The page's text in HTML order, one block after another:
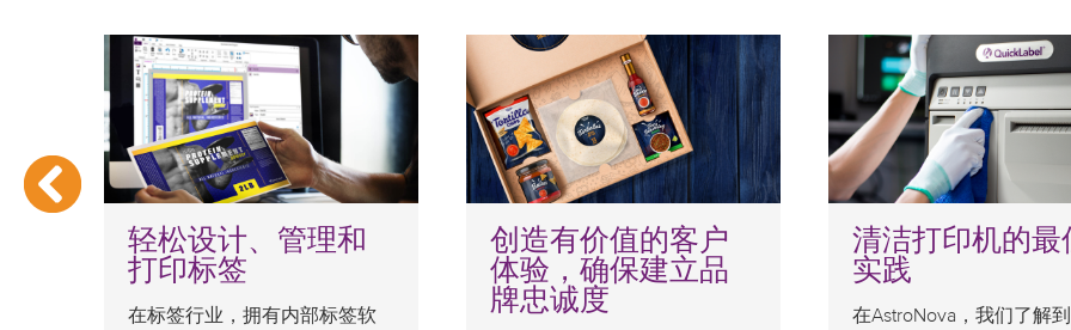
轻松设计、管理和
打印标签
在标签行业，拥有内部标签软
创造有价值的客户
体验，确保建立品
牌忠诚度
清洁打印机的最
实践
在AstroNova，我们了解